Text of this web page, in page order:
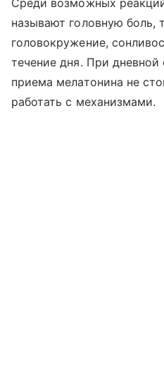
называют головную боль,
головокружение,
течение дня. При дневной
приема мелатонина не
работать с механизмами.